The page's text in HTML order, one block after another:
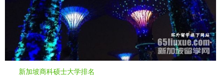
新加坡商科硕士大学排名